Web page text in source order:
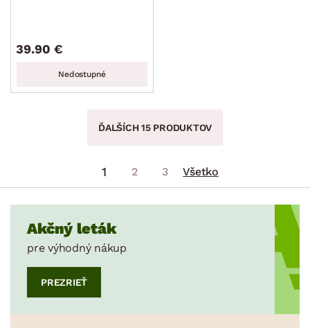
39.90 €
Nedostupné
ĎALŠÍCH 15 PRODUKTOV
1 2 3 Všetko
Akčný leták
pre výhodný nákup
PREZRIEŤ